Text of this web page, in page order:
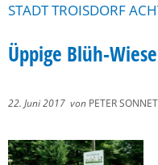
STADT TROISDORF
Üppige Blüh-
22. Juni 2017 von PETER SONNET